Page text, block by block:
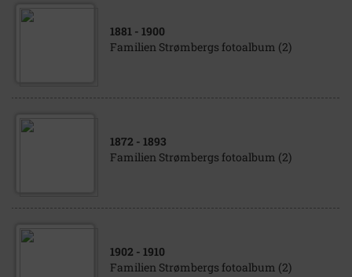
1881 - 1900
Familien Strømbergs fotoalbum (2)
1872 - 1893
Familien Strømbergs fotoalbum (2)
1902 - 1910
Familien Strømbergs fotoalbum (2)